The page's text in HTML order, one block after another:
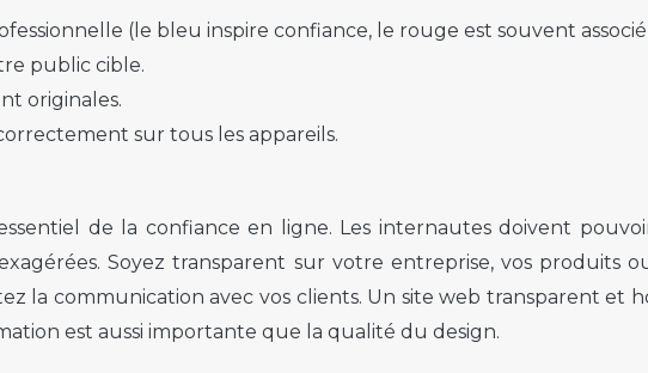
(le bleu inspire confiance, le rouge est souvent associé
public cible.
originales.
sur tous les appareils.
de la confiance en ligne. Les internautes doivent
Soyez transparent sur votre entreprise, vos produits
la communication avec vos clients. Un site web transparent et
est aussi importante que la qualité du design.